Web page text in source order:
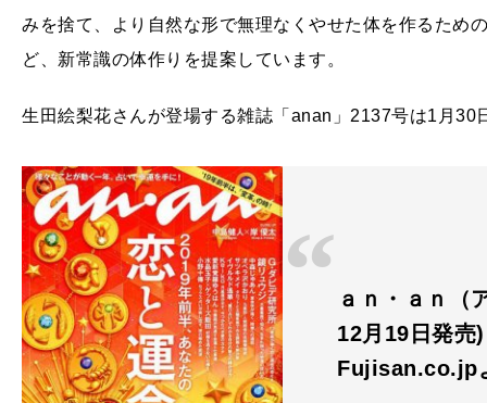
みを捨て、より自然な形で無理なくやせた体を作るため
ど、新常識の体作りを提案しています。
生田絵梨花さんが登場する雑誌「anan」2137号は1月30
ａｎ・ａｎ（
12月19日発売)
Fujisan.co.jp